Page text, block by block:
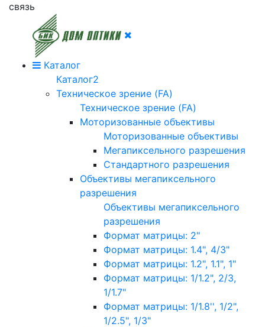
связь
Каталог
Каталог2
Техническое зрение (FA)
Техническое зрение (FA)
Моторизованные объективы
Моторизованные объективы
Мегапиксельного разрешения
Стандартного разрешения
Объективы мегапиксельного
разрешения
Объективы мегапиксельного
разрешения
Формат матрицы: 2"
Формат матрицы: 1.4", 4/3"
Формат матрицы: 1.2", 1.1", 1"
Формат матрицы: 1/1.2", 2/3,
1/1.7"
Формат матрицы: 1/1.8'', 1/2",
1/2.5", 1/3"